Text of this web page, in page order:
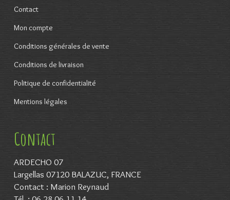
Contact
Mon compte
Conditions générales de vente
Conditions de livraison
Politique de confidentialité
Mentions légales
Contact
ARDECHO 07
Largellas 07120 BALAZUC, FRANCE
Contact : Marion Reynaud